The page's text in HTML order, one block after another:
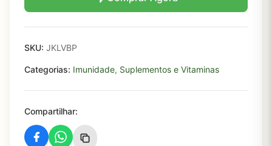
SKU: JKLVBP
Categorias: Imunidade, Suplementos e Vitaminas
Compartilhar: